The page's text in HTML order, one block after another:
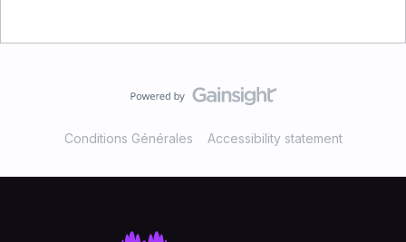
Conditions Générales Accessibility statement